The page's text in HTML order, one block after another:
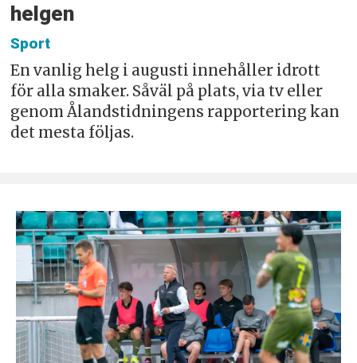
helgen
Sport
En vanlig helg i augusti innehåller idrott
för alla smaker. Såväl på plats, via tv eller
genom Ålandstidningens rapportering kan
det mesta följas.